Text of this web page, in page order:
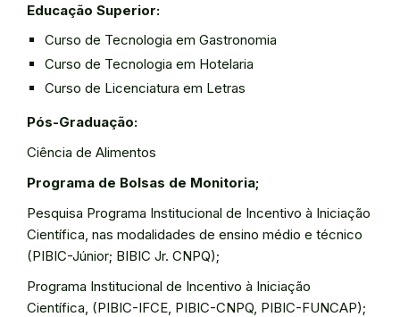
Educação Superior:
Curso de Tecnologia em Gastronomia
Curso de Tecnologia em Hotelaria
Curso de Licenciatura em Letras
Pós-Graduação:
Ciência de Alimentos
Programa de Bolsas de Monitoria;
Pesquisa Programa Institucional de Incentivo à Iniciação
Científica, nas modalidades de ensino médio e técnico
(PIBIC-Júnior; BIBIC Jr. CNPQ);
Programa Institucional de Incentivo à Iniciação
Científica, (PIBIC-IFCE, PIBIC-CNPQ, PIBIC-FUNCAP);